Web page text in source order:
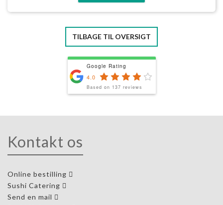
TILBAGE TIL OVERSIGT
Google Rating
4.0
Based on 137 reviews
Kontakt os
Online bestilling
Sushi Catering
Send en mail